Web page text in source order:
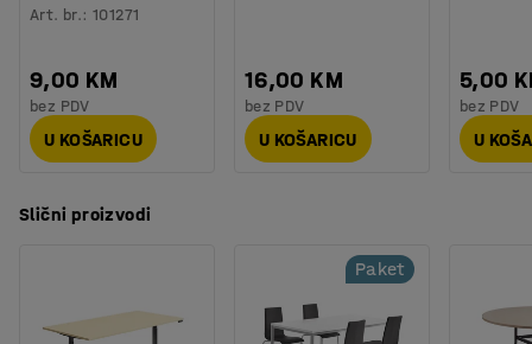
Testirano: EN 15372:2016
Art. br.:101271
9,00 KM
bez PDV
U KOŠARICU
16,00 KM
bez PDV
U KOŠARICU
5,00
bez PDV
U
Slični proizvodi
Paket